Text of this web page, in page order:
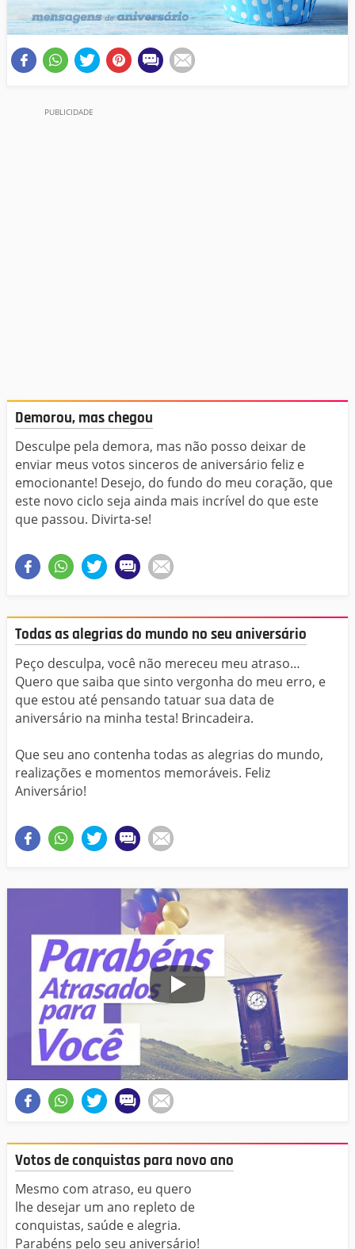
Demorou, mas chegou
Desculpe pela demora, mas não posso deixar de
enviar meus votos sinceros de aniversário feliz e
emocionante! Desejo, do fundo do meu coração, que
este novo ciclo seja ainda mais incrível do que este
que passou. Divirta-se!
Todas as alegrias do mundo no seu aniversário
Peço desculpa, você não mereceu meu atraso…
Quero que saiba que sinto vergonha do meu erro, e
que estou até pensando tatuar sua data de
aniversário na minha testa! Brincadeira.
Que seu ano contenha todas as alegrias do mundo,
realizações e momentos memoráveis. Feliz
Aniversário!
Votos de conquistas para novo ano
Mesmo com atraso, eu quero
lhe desejar um ano repleto de
conquistas, saúde e alegria.
Parabéns pelo seu aniversário!